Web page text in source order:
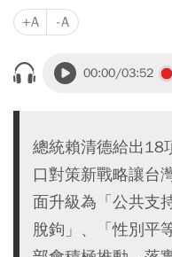
+A -A
00:00/03:52
總統賴清德給出18
口對策新戰略讓台
面升級為「公共支
脫鉤」、「性別平